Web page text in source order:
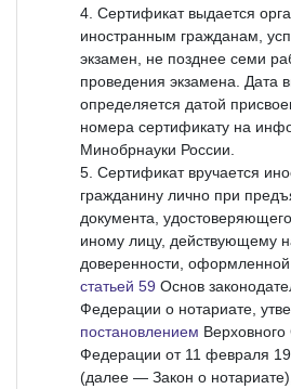
Сертификат выдается
иностранным гражданам,
экзамен, не позднее семи
проведения экзамена. Дата
определяется датой
номера сертификату на
Минобрнауки России.
Сертификат вручается
гражданину лично при
документа,
иному лицу, действующему
доверенности, оформленной
статьей 59 Основ
Федерации о нотариате,
постановлением Верховного
Федерации от 11 февраля
(далее — Закон о